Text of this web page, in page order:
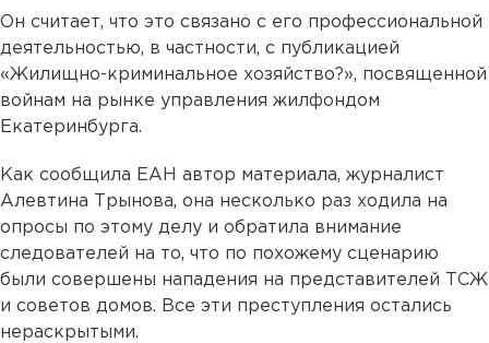
Он считает, что это связано с его профессиональной
деятельностью, в частности, с публикацией
«Жилищно-криминальное хозяйство?», посвященной
войнам на рынке управления жилфондом
Екатеринбурга.
Как сообщила ЕАН автор материала, журналист
Алевтина Трынова, она несколько раз ходила на
опросы по этому делу и обратила внимание
следователей на то, что по похожему сценарию
были совершены нападения на представителей ТСЖ
и советов домов. Все эти преступления остались
нераскрытыми.